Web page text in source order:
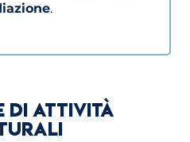
.
DI ATTIVITÀ